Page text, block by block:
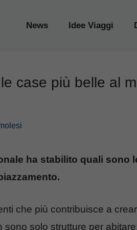
News Idee Viaggi
case più belle al
ha stabilito quali sono
che più contribuisce a
solo strutture per